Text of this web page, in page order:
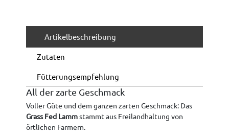
Artikelbeschreibung
Zutaten
Fütterungsempfehlung
All der zarte Geschmack
Voller Güte und dem ganzen zarten Geschmack: Das
Grass Fed Lammstammt aus Freilandhaltung von
örtlichen Farmern.